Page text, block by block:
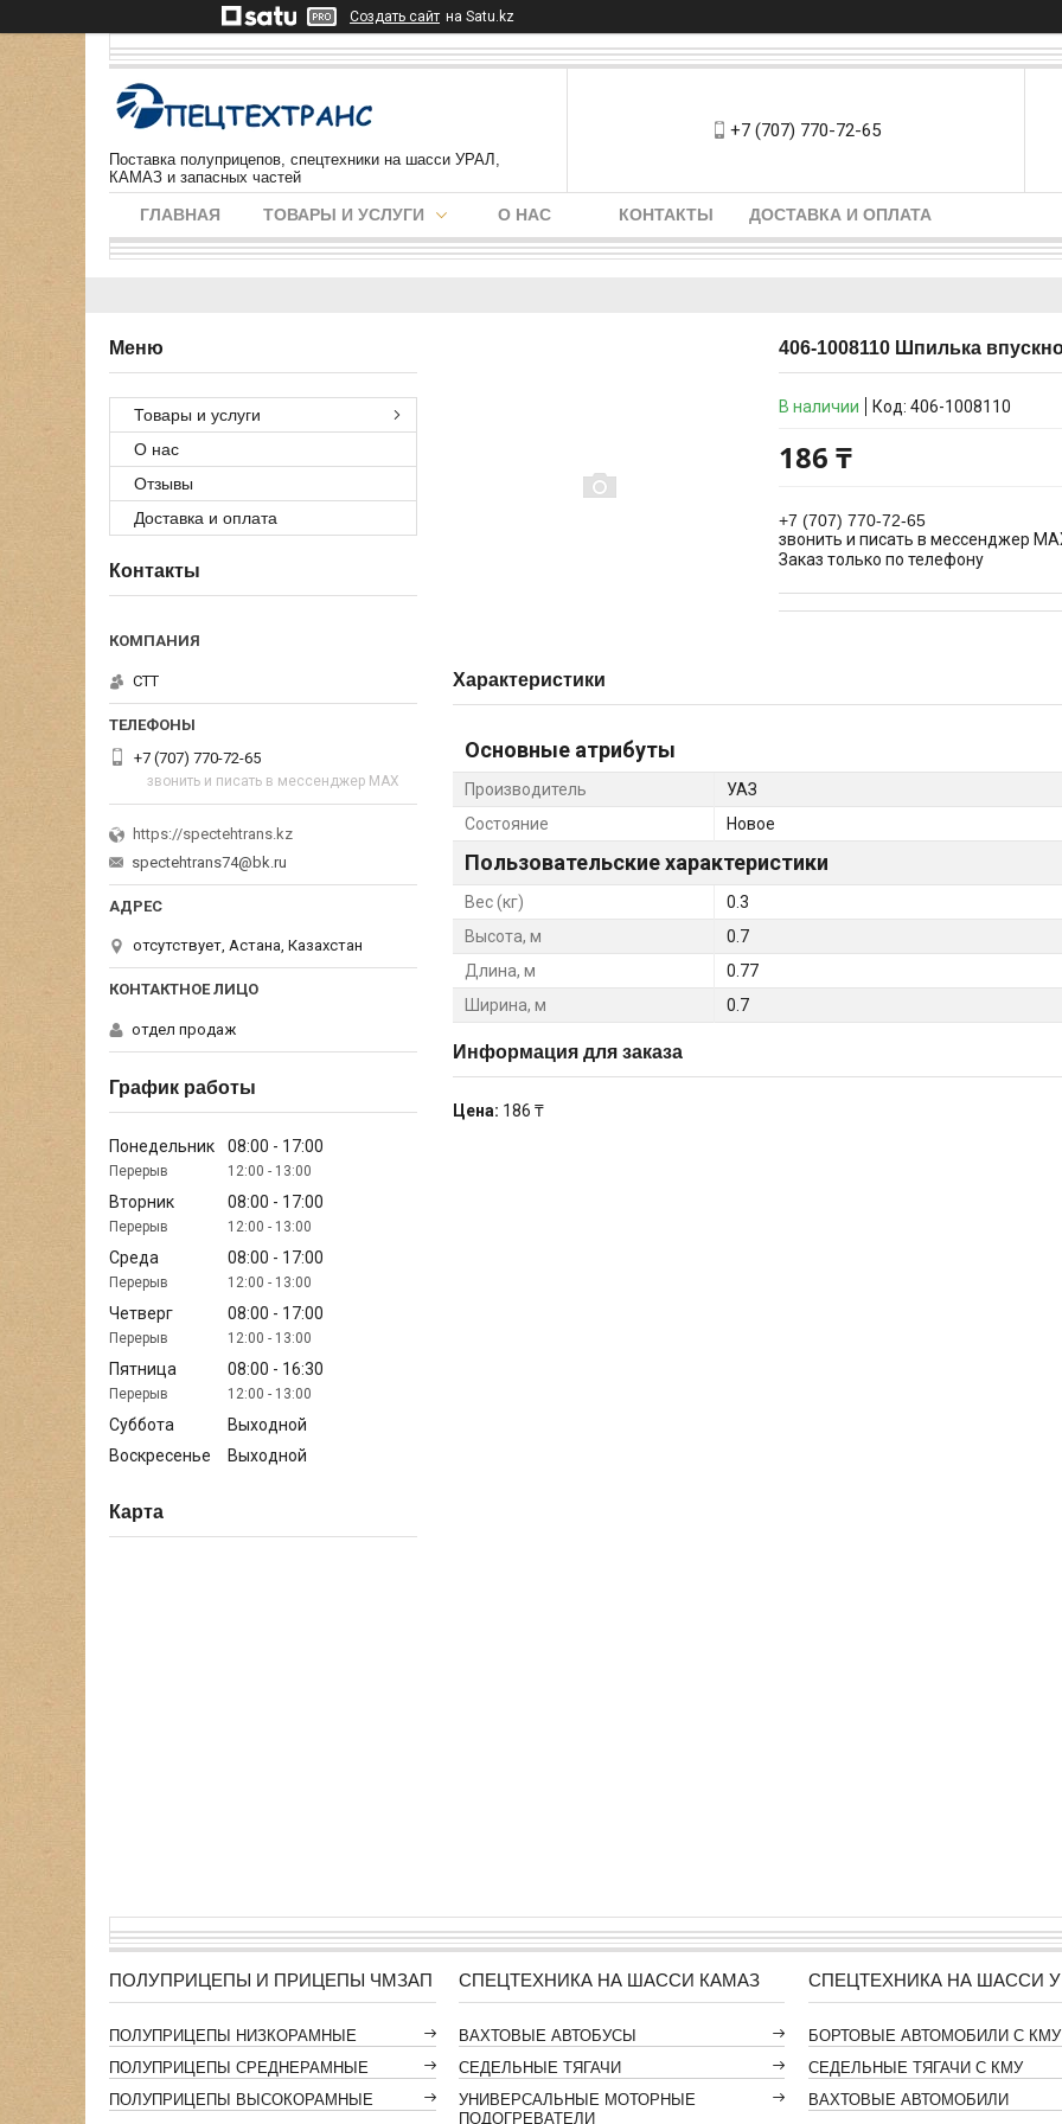
Создать сайт на Satu.kz
Поставка полуприцепов, спецтехники на шасси УРАЛ,
КАМАЗ и запасных частей
+7 (707) 770-72-65
ГЛАВНАЯ ТОВАРЫ И УСЛУГИ О НАС КОНТАКТЫ ДОСТАВКА И ОПЛАТА
406-1008110 Шпилька
В наличии Код: 406-1008110
186 ₸
+7 (707) 770-72-65
звонить и писать в мессенджер
Заказ только по телефону
Характеристики
Основные атрибуты
Производитель
УАЗ
Состояние
Новое
Пользовательские характеристики
Вес (кг)
0.3
Высота, м
0.7
Длина, м
0.77
Ширина, м
0.7
Информация для заказа
Цена: 186 ₸
Товары и услуги
О нас
Отзывы
Доставка и оплата
Контакты
СТТ
+7 (707) 770-72-65
звонить и писать в мессенджер MAX
https://spectehtrans.kz
spectehtrans74@bk.ru
отсутствует, Астана, Казахстан
отдел продаж
График работы
Понедельник 08:00 17:00
12:00 13:00
Вторник 08:00 17:00
12:00 13:00
Среда 08:00 17:00
12:00 13:00
Четверг 08:00 17:00
12:00 13:00
Пятница 08:00 16:30
12:00 13:00
Суббота
Выходной
Воскресенье
Выходной
Карта
ПОЛУПРИЦЕПЫ И ПРИЦЕПЫ ЧМЗАП
ПОЛУПРИЦЕПЫ НИЗКОРАМНЫЕ
ПОЛУПРИЦЕПЫ СРЕДНЕРАМНЫЕ
ПОЛУПРИЦЕПЫ ВЫСОКОРАМНЫЕ
СПЕЦТЕХНИКА НА ШАССИ КАМАЗ
ВАХТОВЫЕ АВТОБУСЫ
СЕДЕЛЬНЫЕ ТЯГАЧИ
УНИВЕРСАЛЬНЫЕ МОТОРНЫЕ
ПОДОГРЕВАТЕЛИ
СПЕЦТЕХНИКА НА ШАССИ
БОРТОВЫЕ АВТОМОБИЛИ С КМУ
СЕДЕЛЬНЫЕ ТЯГАЧИ С КМУ
ВАХТОВЫЕ АВТОМОБИЛИ